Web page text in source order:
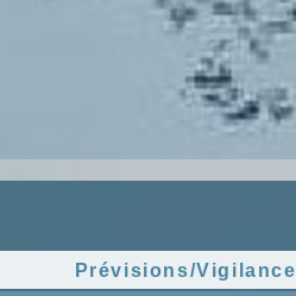
Prévisions/Vigilance